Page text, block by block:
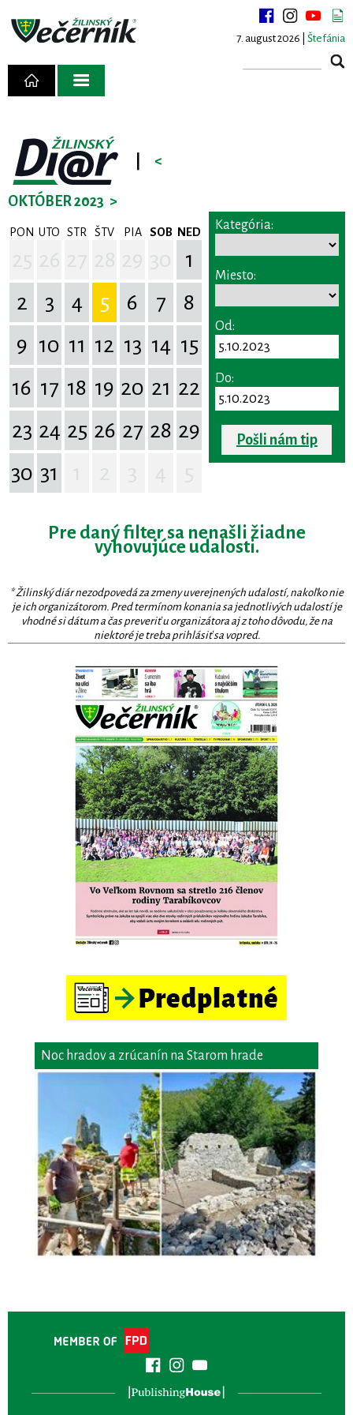
7. august 2026 | Štefánia
<
OKTÓBER 2023 >
PON UTO STR ŠTV PIA SOB NED
1
2
3 4 5 6 7
8
9 10 11 12 13 14 15
16 17 18 19 20 21 22
23 24 25 26 27 28 29
30 31
Kategória:
Miesto:
Od:
Do:
Pošli nám tip
Pre daný filter sa nenašli žiadne
vyhovujúce udalosti.
* Žilinský diár nezodpovedá za zmeny uverejnených udalostí, nakoľko nie
je ich organizátorom. Pred termínom konania sa jednotlivých udalostí je
vhodné si dátum a čas preveriť u organizátora aj z toho dôvodu, že na
niektoré je treba prihlásiť sa vopred.
Noc hradov a zrúcanín na Starom hrade